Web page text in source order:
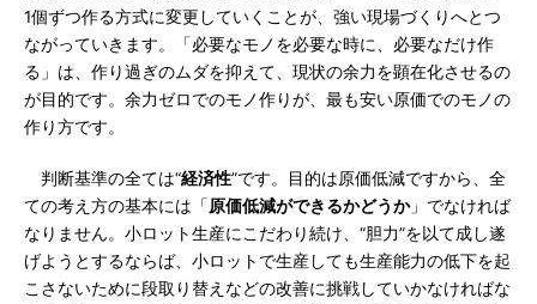
1個ずつ作る方式に変更していくことが、強い現場づくりへとつ
ながっていきます。「必要なモノを必要な時に、必要なだけ作
る」は、作り過ぎのムダを抑えて、現状の余力を顕在化させるの
が目的です。余力ゼロでのモノ作りが、最も安い原価でのモノの
作り方です。
判断基準の全ては“経済性”です。目的は原価低減ですから、全
ての考え方の基本には「原価低減ができるかどうか」でなければ
なりません。小ロット生産にこだわり続け、“胆力”を以て成し遂
げようとするならば、小ロットで生産しても生産能力の低下を起
こさないために段取り替えなどの改善に挑戦していかなければな